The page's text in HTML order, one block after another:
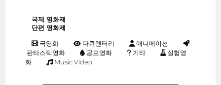
국제 영화제
단편 영화제
극영화 다큐멘터리
애니메이션
판타스틱영화
공포영화 기타
실험영
화
Music Video